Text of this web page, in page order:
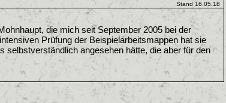
Stand 16.05.18
die mich seit September 2005 bei der
Prüfung der Beispielarbeitsmappen hat sie
selbstverständlich angesehen hätte, die aber für den